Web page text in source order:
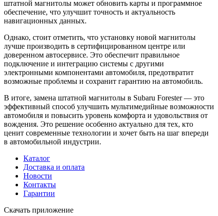
штатной магнитолы может обновить карты и программное
обеспечение, что улучшит точность и актуальность
навигационных данных.
Однако, стоит отметить, что установку новой магнитолы
лучше производить в сертифицированном центре или
доверенном автосервисе. Это обеспечит правильное
подключение и интеграцию системы с другими
электронными компонентами автомобиля, предотвратит
возможные проблемы и сохранит гарантию на автомобиль.
В итоге, замена штатной магнитолы в Subaru Forester — это
эффективный способ улучшить мультимедийные возможности
автомобиля и повысить уровень комфорта и удовольствия от
вождения. Это решение особенно актуально для тех, кто
ценит современные технологии и хочет быть на шаг впереди
в автомобильной индустрии.
Каталог
Доставка и оплата
Новости
Контакты
Гарантии
Скачать приложение